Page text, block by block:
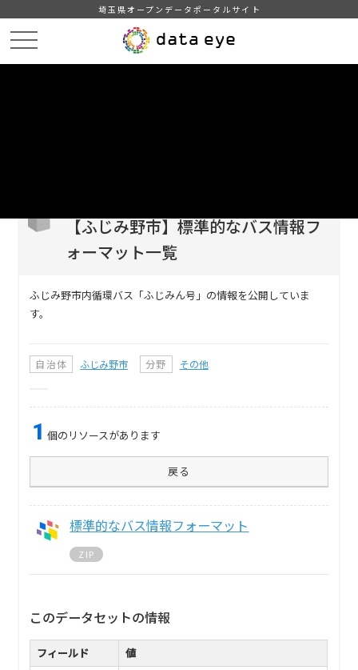
埼玉県オープンデータポータルサイト
【ふじみ野市】標準的なバス情報フ
ォーマット一覧
ふじみ野市内循環バス「ふじみん号」の情報を公開していま
す。
自治体 ふじみ野市 分野 その他
1 個のリソースがあります
戻る
標準的なバス情報フォーマット
ZIP
このデータセットの情報
フィールド 値